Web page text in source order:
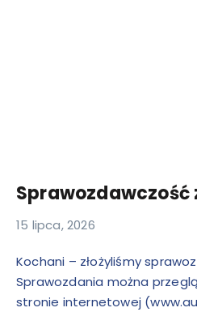
Sprawozdawczość
15 lipca, 2026
Kochani – złożyliśmy
Sprawozdania można
stronie internetowej